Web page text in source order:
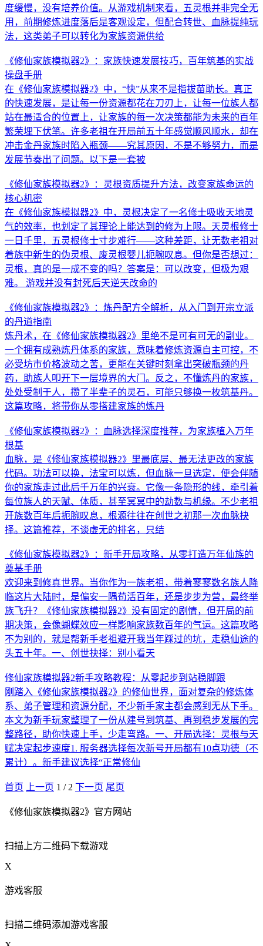
度缓慢，没有培养价值。从游戏机制来看，五灵根并非完全无
用，前期修炼进度落后是客观设定，但配合转世、血脉提纯玩
法，这类弟子可以转化为家族资源供给
《修仙家族模拟器2》：家族快速发展技巧，百年筑基的实战
操盘手册
在《修仙家族模拟器2》中，“快”从来不是指拔苗助长。真正
的快速发展，是让每一份资源都花在刀刃上，让每一位族人都
站在最适合的位置上，让家族的每一次决策都能为未来的百年
繁荣埋下伏笔。许多老祖在开局前五十年感觉顺风顺水，却在
冲击金丹家族时陷入瓶颈——究其原因，不是不够努力，而是
发展节奏出了问题。以下是一套被
《修仙家族模拟器2》：灵根资质提升方法，改变家族命运的
核心机密
在《修仙家族模拟器2》中，灵根决定了一名修士吸收天地灵
气的效率，也划定了其理论上能达到的修为上限。天灵根修士
一日千里，五灵根修士寸步难行——这种差距，让无数老祖对
着族中新生的伪灵根、废灵根婴儿扼腕叹息。但你是否想过：
灵根，真的是一成不变的吗？答案是：可以改变，但极为艰
难。 游戏并没有封死后天逆天改命的
《修仙家族模拟器2》：炼丹配方全解析，从入门到开宗立派
的丹道指南
炼丹术，在《修仙家族模拟器2》里绝不是可有可无的副业。
一个拥有成熟炼丹体系的家族，意味着修炼资源自主可控，不
必受坊市价格波动之苦，更能在关键时刻拿出突破瓶颈的丹
药，助族人叩开下一层境界的大门。反之，不懂炼丹的家族，
处处受制于人，攒了半辈子的灵石，可能只够换一枚筑基丹。
这篇攻略，将带你从零搭建家族的炼丹
《修仙家族模拟器2》：血脉选择深度推荐，为家族植入万年
根基
血脉，是《修仙家族模拟器2》里最底层、最无法更改的家族
代码。功法可以换，法宝可以炼，但血脉一旦选定，便会伴随
你的家族走过此后千万年的兴衰。它像一条隐形的线，牵引着
每位族人的天赋、体质，甚至冥冥中的劫数与机缘。不少老祖
开族数百年后扼腕叹息，根源往往在创世之初那一次血脉抉
择。这篇推荐，不谈虚无的排名，只结
《修仙家族模拟器2》：新手开局攻略，从零打造万年仙族的
奠基手册
欢迎来到修真世界。当你作为一族老祖，带着寥寥数名族人降
临这片大陆时，是偏安一隅苟活百年，还是步步为营，最终举
族飞升？《修仙家族模拟器2》没有固定的剧情，但开局的前
期决策，会像蝴蝶效应一样影响家族数百年的气运。这篇攻略
不为别的，就是帮新手老祖避开我当年踩过的坑，走稳仙途的
头五十年。一、创世抉择：别小看天
修仙家族模拟器2新手攻略教程：从零起步到站稳脚跟
刚踏入《修仙家族模拟器2》的修仙世界，面对复杂的修炼体
系、弟子管理和资源分配，不少新手家主都会感到无从下手。
本文为新手玩家整理了一份从建号到筑基、再到稳步发展的完
整路径，助你快速上手，少走弯路。一、开局选择：灵根与天
赋决定起步速度1. 服务器选择每次新号开局都有10点功德（不
累计）。新手建议选择“正常修仙
首页 上一页 1 / 2 下一页 尾页
《修仙家族模拟器2》官方网站
扫描上方二维码下载游戏
X
游戏客服
扫描二维码添加游戏客服